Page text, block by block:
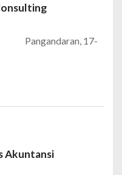
17-
Akuntansi